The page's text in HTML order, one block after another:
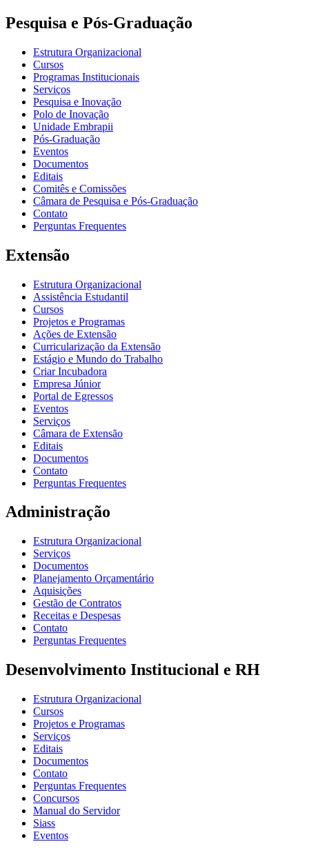
Pesquisa e Pós-Graduação
Estrutura Organizacional
Cursos
Programas Institucionais
Serviços
Pesquisa e Inovação
Polo de Inovação
Unidade Embrapii
Pós-Graduação
Eventos
Documentos
Editais
Comitês e Comissões
Câmara de Pesquisa e Pós-Graduação
Contato
Perguntas Frequentes
Extensão
Estrutura Organizacional
Assistência Estudantil
Cursos
Projetos e Programas
Ações de Extensão
Curricularização da Extensão
Estágio e Mundo do Trabalho
Criar Incubadora
Empresa Júnior
Portal de Egressos
Eventos
Serviços
Câmara de Extensão
Editais
Documentos
Contato
Perguntas Frequentes
Administração
Estrutura Organizacional
Serviços
Documentos
Planejamento Orçamentário
Aquisições
Gestão de Contratos
Receitas e Despesas
Contato
Perguntas Frequentes
Desenvolvimento Institucional e RH
Estrutura Organizacional
Cursos
Projetos e Programas
Serviços
Editais
Documentos
Contato
Perguntas Frequentes
Concursos
Manual do Servidor
Siass
Eventos